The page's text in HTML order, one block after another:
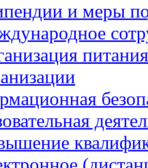
и меры